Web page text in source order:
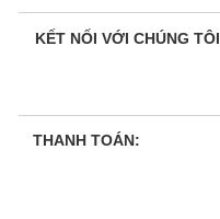
KẾT NỐI VỚI CHÚNG TÔI
THANH TOÁN: